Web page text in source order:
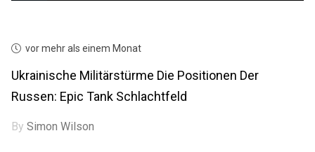
vor mehr als einem Monat
Ukrainische Militärstürme Die Positionen Der
Russen: Epic Tank Schlachtfeld
BySimon Wilson